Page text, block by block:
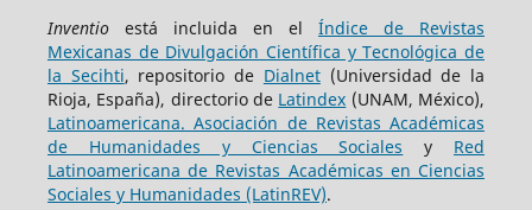
Inventioestá incluida en elÍndice de Revistas
Mexicanas de Divulgación Científica y Tecnológica de
la Secihti, repositorio de Dialnet(Universidad de la
Rioja, España), directorio de Latindex (UNAM, México),
Latinoamericana. Asociación de Revistas Académicas
de Humanidades y Ciencias Sociales y Red
Latinoamericana de Revistas Académicas en Ciencias
Sociales y Humanidades (LatinREV).